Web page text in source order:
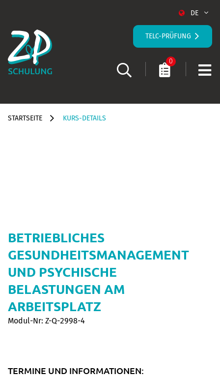
DE
TELC-PRÜFUNG
0
STARTSEITE KURS-DETAILS
BETRIEBLICHES
GESUNDHEITSMANAGEMENT
UND PSYCHISCHE
BELASTUNGEN AM
ARBEITSPLATZ
Modul-Nr: Z-Q-2998-4
TERMINE UND INFORMATIONEN: